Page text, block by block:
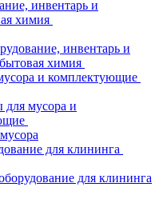
инвентарь и
химия
инвентарь и
химия
и комплектующие
для мусора и
для клининга
для клининга